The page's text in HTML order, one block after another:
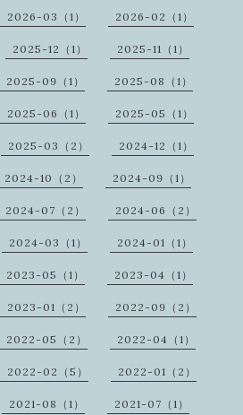
2026-03（1） 2026-02（1）
2025-12（1） 2025-11（1）
2025-09（1） 2025-08（1）
2025-06（1） 2025-05（1）
2025-03（2） 2024-12（1）
2024-10（2） 2024-09（1）
2024-07（2） 2024-06（2）
2024-03（1） 2024-01（1）
2023-05（1） 2023-04（1）
2023-01（2） 2022-09（2）
2022-05（2） 2022-04（1）
2022-02（5） 2022-01（2）
2021-08（1） 2021-07（1）